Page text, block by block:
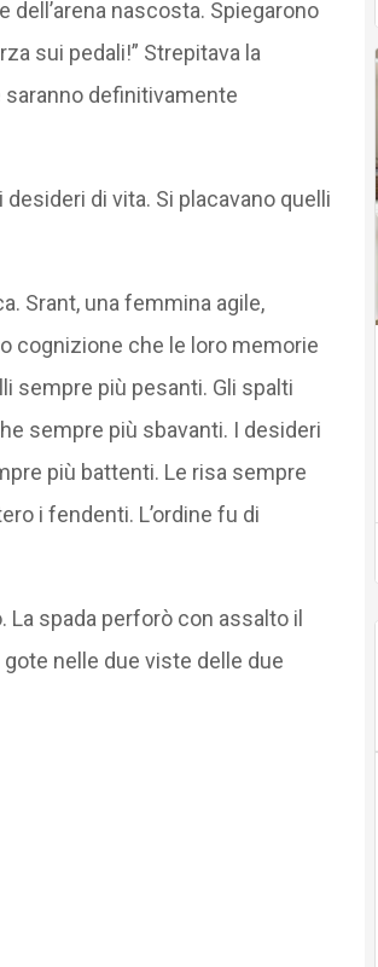
nascosta. Spiegarono
sui pedali!” Strepitava la
definitivamente
di vita. Si placavano quelli
Srant, una femmina agile,
cognizione che le loro memorie
sempre più pesanti. Gli spalti
sempre più sbavanti. I desideri
più battenti. Le risa sempre
i fendenti. L’ordine fu di
La spada perforò con assalto il
nelle due viste delle due